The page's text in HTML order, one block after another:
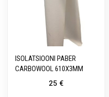
ISOLATSIOONI PABER
CARBOWOOL 610X3MM
25 €